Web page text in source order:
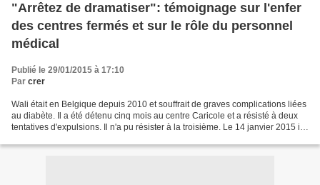
"Arrêtez de dramatiser": témoignage sur l'enfer
des centres fermés et sur le rôle du personnel
médical
Publié le 29/01/2015 à 17:10
Par crer
Wali était en Belgique depuis 2010 et souffrait de graves complications liées
au diabète. Il a été détenu cinq mois au centre Caricole et a résisté à deux
tentatives d'expulsions. Il n'a pu résister à la troisième. Le 14 janvier 2015 il